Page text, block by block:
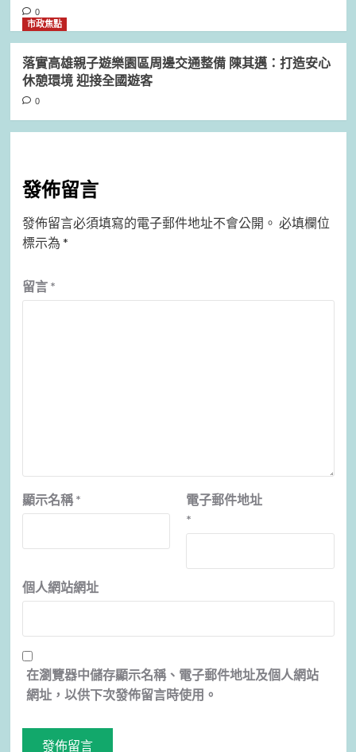
0
市政焦點
落實高雄親子遊樂園區周邊交通整備 陳其邁：打造安心
休憩環境 迎接全國遊客
0
發佈留言
發佈留言必須填寫的電子郵件地址不會公開。 必填欄位
標示為 *
留言 *
顯示名稱 *
電子郵件地址
*
個人網站網址
在瀏覽器中儲存顯示名稱、電子郵件地址及個人網站
網址，以供下次發佈留言時使用。